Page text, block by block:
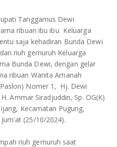
Tanggamus Dewi
ribuan ibu ibu Keluarga
saja kehadiran Bunda Dewi
riuh gemuruh Keluarga
Bunda Dewi, dengan gelar
ribuan Wanita Amanah
Nomer 1, Hj. Dewi
Ammar Siradjuddin, Sp. OG(K)
Kecamatan Pugung,
(25/10/2024).
riuh gemuruh saat